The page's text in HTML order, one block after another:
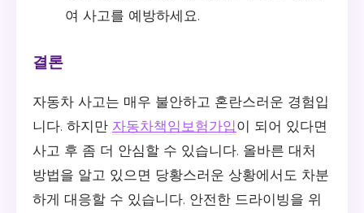
여 사고를 예방하세요.
결론
자동차 사고는 매우 불안하고 혼란스러운 경험입
니다. 하지만 자동차책임보험가입이 되어 있다면
사고 후 좀 더 안심할 수 있습니다. 올바른 대처
방법을 알고 있으면 당황스러운 상황에서도 차분
하게 대응할 수 있습니다. 안전한 드라이빙을 위